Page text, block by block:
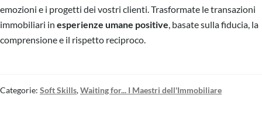
emozioni e i progetti dei vostri clienti. Trasformate le transazioni
immobiliari in esperienze umane positive , basate sulla fiducia, la
comprensione e il rispetto reciproco.
Categorie: Soft Skills,Waiting for... I Maestri dell'Immobiliare